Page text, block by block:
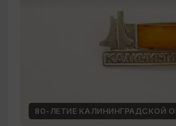
80-ЛЕТИЕ КАЛИНИНГРАДСКОЙ